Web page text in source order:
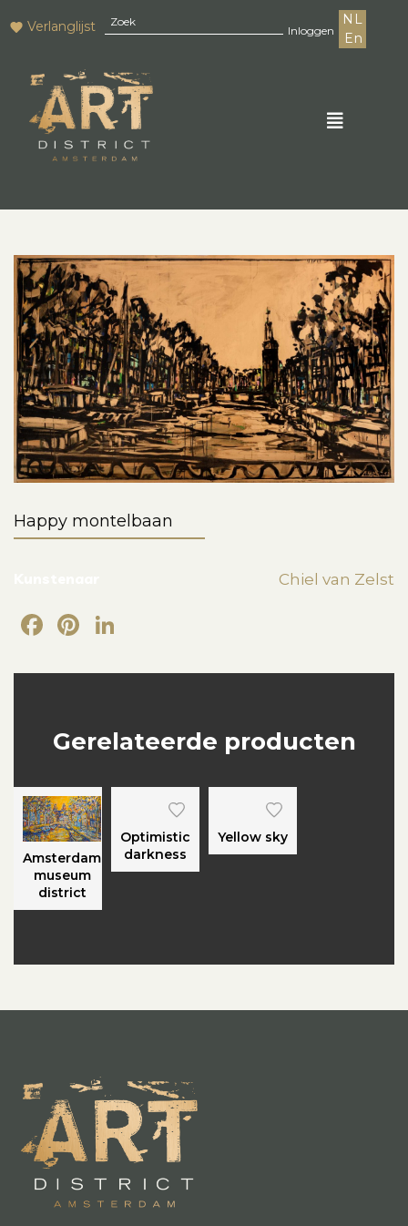
Verlanglijst Inloggen
NL
En
Happy montelbaan
Chiel van Zelst
Facebook
Pinterest
Gerelateerde producten
Amsterdam
museum
district
Optimistic
darkness
Yellow sky